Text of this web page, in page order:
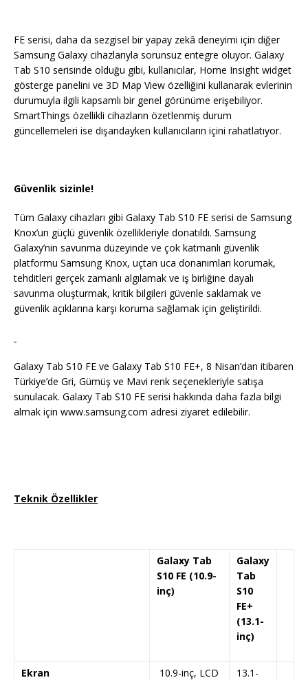
FE serisi, daha da sezgisel bir yapay zekâ deneyimi için diğer
Samsung Galaxy cihazlarıyla sorunsuz entegre oluyor. Galaxy
Tab S10 serisinde olduğu gibi, kullanıcılar, Home Insight widget
gösterge panelini ve 3D Map View özelliğini kullanarak evlerinin
durumuyla ilgili kapsamlı bir genel görünüme erişebiliyor.
SmartThings özellikli cihazların özetlenmiş durum
güncellemeleri ise dışarıdayken kullanıcıların içini rahatlatıyor.
Güvenlik sizinle!
Tüm Galaxy cihazları gibi Galaxy Tab S10 FE serisi de Samsung
Knox’un güçlü güvenlik özellikleriyle donatıldı. Samsung
Galaxy’nin savunma düzeyinde ve çok katmanlı güvenlik
platformu Samsung Knox, uçtan uca donanımları korumak,
tehditleri gerçek zamanlı algılamak ve iş birliğine dayalı
savunma oluşturmak, kritik bilgileri güvenle saklamak ve
güvenlik açıklarına karşı koruma sağlamak için geliştirildi.
Galaxy Tab S10 FE ve Galaxy Tab S10 FE+, 8 Nisan’dan itibaren
Türkiye’de Gri, Gümüş ve Mavi renk seçenekleriyle satışa
sunulacak. Galaxy Tab S10 FE serisi hakkında daha fazla bilgi
almak için www.samsung.com adresi ziyaret edilebilir.
Teknik Özellikler
Galaxy Tab
S10 FE (10.9-
inç)
Galaxy
Tab
S10
FE+
(13.1-
inç)
Ekran 10.9-inç, LCD
13.1-